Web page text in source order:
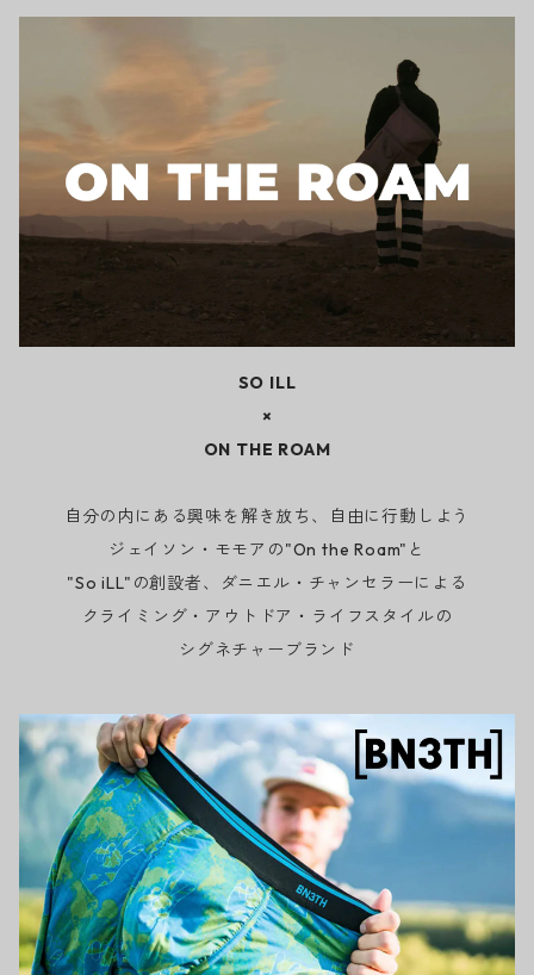
SO ILL
×
ON THE ROAM
自分の内にある興味を解き放ち、自由に行動しよう
ジェイソン・モモアの"On the Roam"と
"So iLL"の創設者、ダニエル・チャンセラーによる
クライミング・アウトドア・ライフスタイルの
シグネチャーブランド